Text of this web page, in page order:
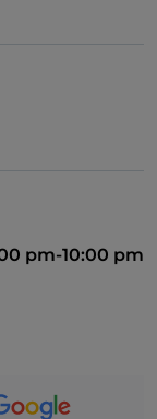
pm-10:00 pm